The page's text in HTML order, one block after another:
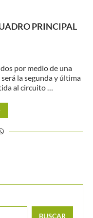
PRINCIPAL
por medio de una
la segunda y última
al circuito …
BUSCAR